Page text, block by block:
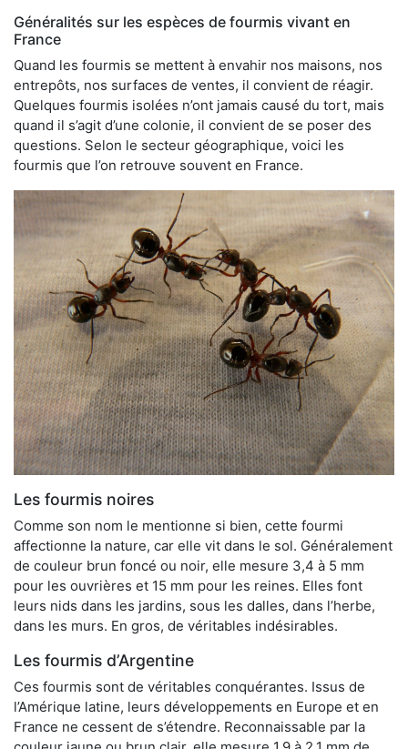
Généralités sur les espèces de fourmis vivant en
France
Quand les fourmis se mettent à envahir nos maisons, nos
entrepôts, nos surfaces de ventes, il convient de réagir.
Quelques fourmis isolées n’ont jamais causé du tort, mais
quand il s’agit d’une colonie, il convient de se poser des
questions. Selon le secteur géographique, voici les
fourmis que l’on retrouve souvent en France.
Les fourmis noires
Comme son nom le mentionne si bien, cette fourmi
affectionne la nature, car elle vit dans le sol. Généralement
de couleur brun foncé ou noir, elle mesure 3,4 à 5 mm
pour les ouvrières et 15 mm pour les reines. Elles font
leurs nids dans les jardins, sous les dalles, dans l’herbe,
dans les murs. En gros, de véritables indésirables.
Les fourmis d’Argentine
Ces fourmis sont de véritables conquérantes. Issus de
l’Amérique latine, leurs développements en Europe et en
France ne cessent de s’étendre. Reconnaissable par la